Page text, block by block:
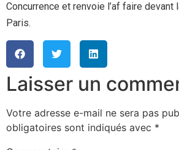
Concurrence et renvoie l’af faire devant
Paris.
Laisser un
Votre adresse e-mail ne sera pas
obligatoires sont indiqués avec *